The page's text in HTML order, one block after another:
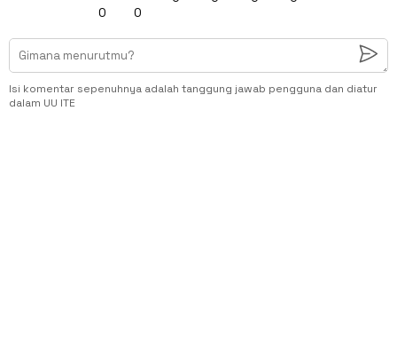
0 0
Isi komentar sepenuhnya adalah tanggung jawab pengguna dan diatur
dalam UU ITE